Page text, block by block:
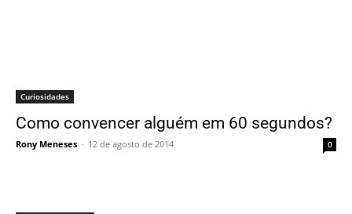
Curiosidades
Como convencer alguém em 60 segundos?
Rony Meneses - 12 de agosto de 2014 0